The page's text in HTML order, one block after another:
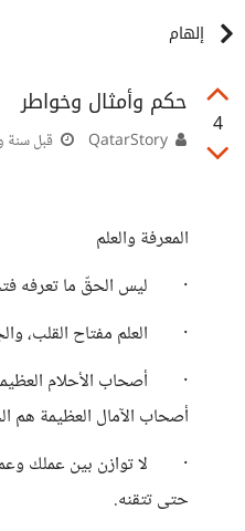
إلهام
4
حكم وأمثال وخواطر
قبل سنة
حكم
المعرفة والعلم
· ليس الحقّ ما تعرفه
· العلم مفتاح القلب،
· أصحاب الأحلام
أصحاب الآمال العظيمة هم
· لا توازن بين عملك
حتى تتقنه.